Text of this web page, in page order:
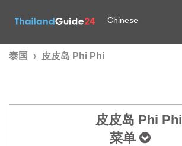
Chinese
泰国 › 皮皮岛 Phi Phi
皮皮岛 Phi Phi
菜单